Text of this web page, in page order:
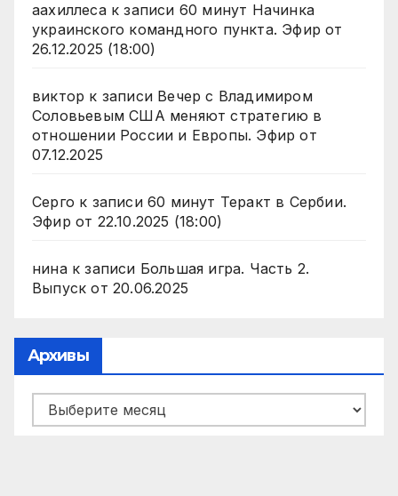
аахиллесак записи 60 минут Начинка
украинского командного пункта. Эфир от
26.12.2025 (18:00)
виктор к записи Вечер с Владимиром
Соловьевым США меняют стратегию в
отношении России и Европы. Эфир от
07.12.2025
Серго к записи 60 минут Теракт в Сербии.
Эфир от 22.10.2025 (18:00)
нинак записи Большая игра. Часть 2.
Выпуск от 20.06.2025
Архивы
Архивы